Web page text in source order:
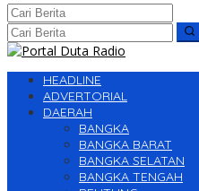
HEADLINE
ADVERTORIAL
DAERAH
BANGKA
BANGKA BARAT
BANGKA SELATAN
BANGKA TENGAH